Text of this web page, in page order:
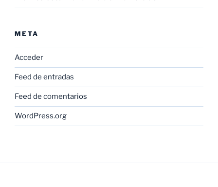
META
Acceder
Feed de entradas
Feed de comentarios
WordPress.org